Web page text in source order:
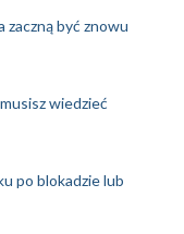
zaczną być znowu
wiedzieć
po blokadzie lub